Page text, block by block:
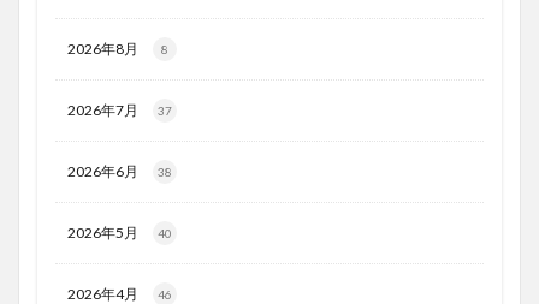
2026年8月 8
2026年7月 37
2026年6月 38
2026年5月 40
2026年4月 46